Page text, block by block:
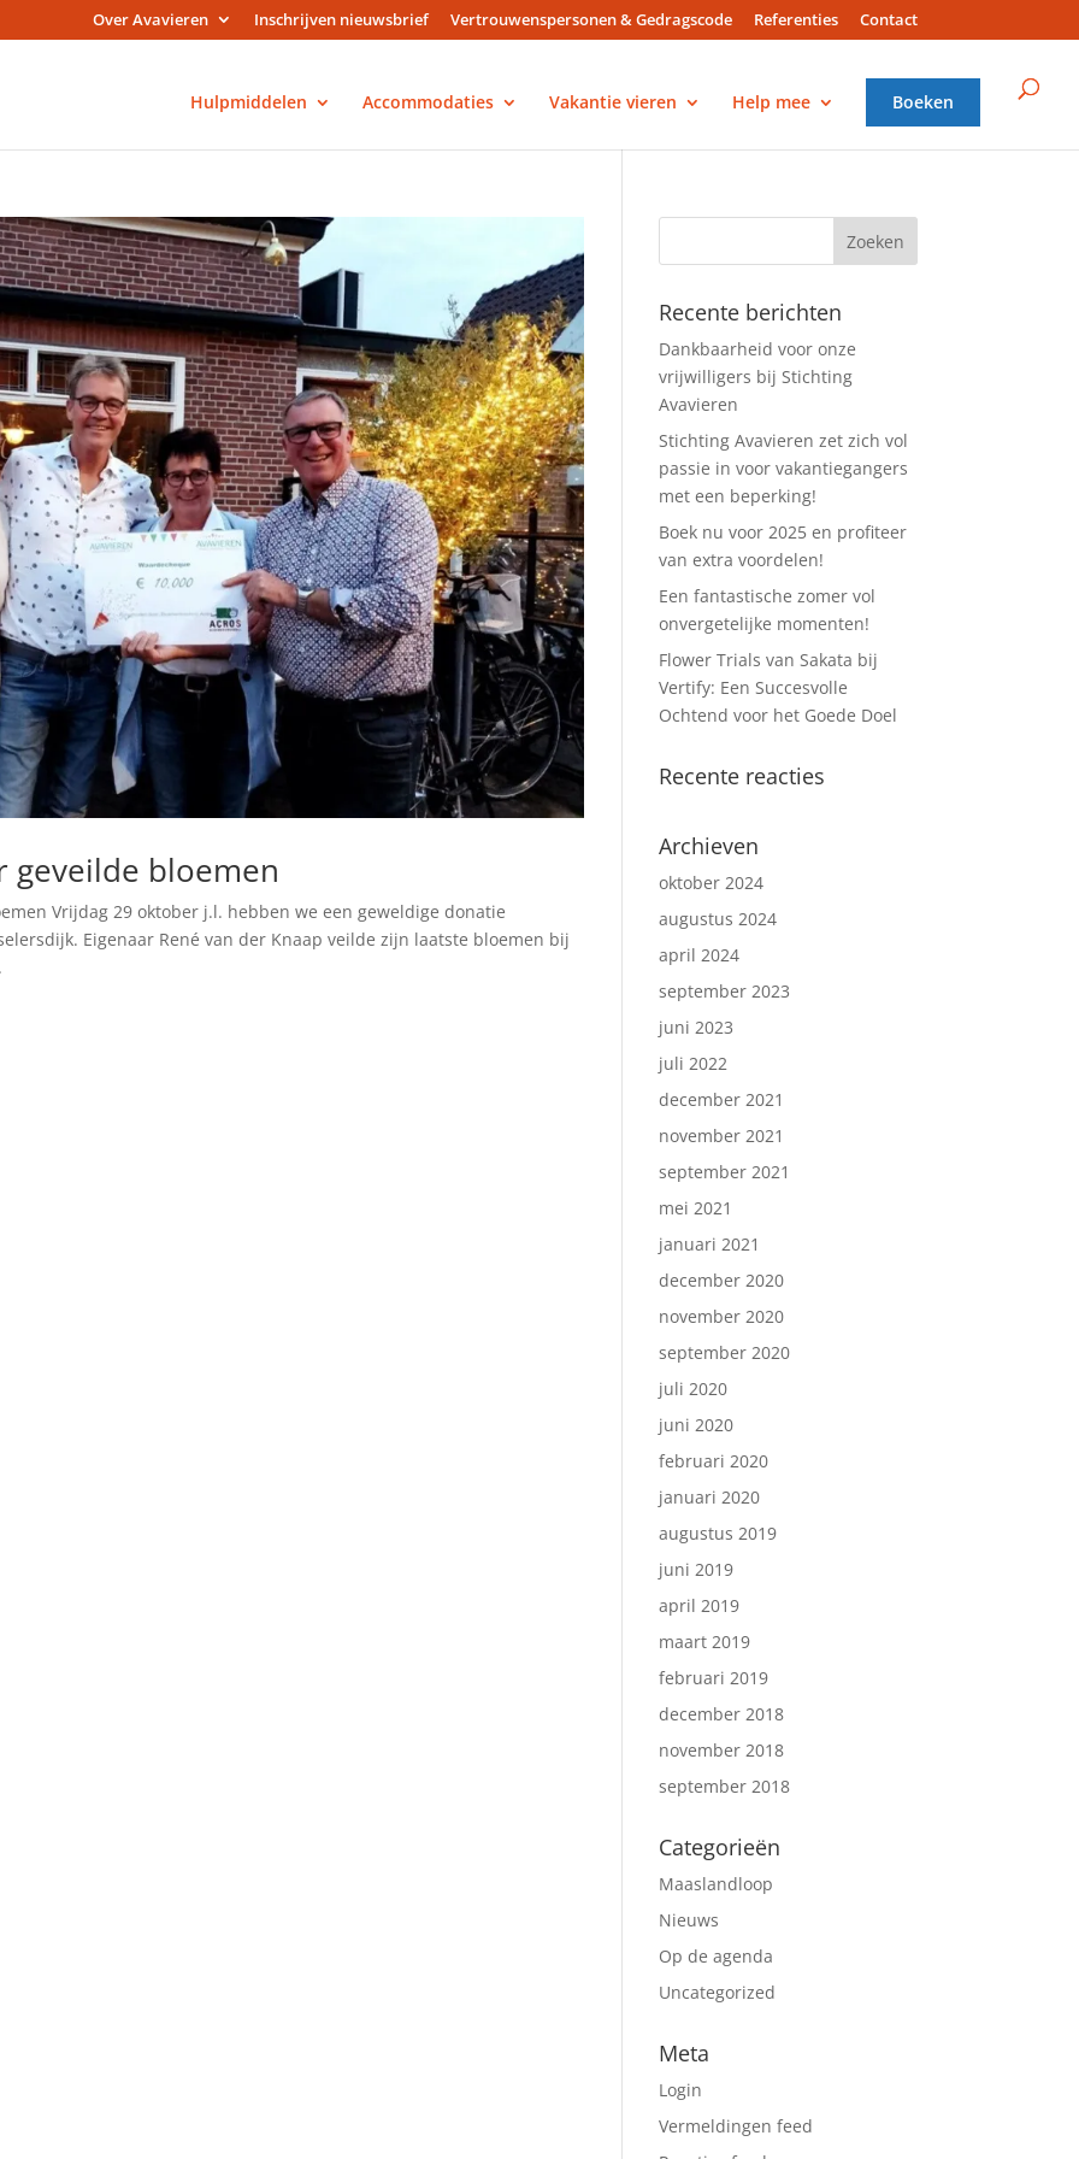
Over Avavieren Inschrijven nieuwsbrief Vertrouwenspersonen & Gedragscode Referenties Contact
Hulpmiddelen Accommodaties Vakantie vieren Help mee Boeken
geveilde bloemen
Vrijdag 29 oktober j.l. hebben we een geweldige donatie
Eigenaar René van der Knaap veilde zijn laatste bloemen bij
Recente berichten
Dankbaarheid voor onze
vrijwilligers bij Stichting
Avavieren
Stichting Avavieren zet zich vol
passie in voor vakantiegangers
met een beperking!
Boek nu voor 2025 en profiteer
van extra voordelen!
Een fantastische zomer vol
onvergetelijke momenten!
Flower Trials van Sakata bij
Vertify: Een Succesvolle
Ochtend voor het Goede Doel
Recente reacties
Archieven
oktober 2024
augustus 2024
april 2024
september 2023
juni 2023
juli 2022
december 2021
november 2021
september 2021
mei 2021
januari 2021
december 2020
november 2020
september 2020
juli 2020
juni 2020
februari 2020
januari 2020
augustus 2019
juni 2019
april 2019
maart 2019
februari 2019
december 2018
november 2018
september 2018
Categorieën
Maaslandloop
Nieuws
Op de agenda
Uncategorized
Meta
Login
Vermeldingen feed